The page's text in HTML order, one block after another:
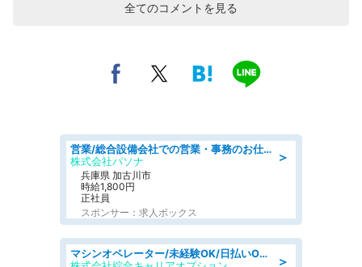
全てのコメントを見る
＞
営業/総合設備会社での営業・事務のお仕事/即日勤務可/車通勤可/営業/営業事務
株式会社パソナ
兵庫県 加古川市
時給1,800円
正社員
スポンサー：求人ボックス
＞
マシンオペレーター/未経験OK/日払いOK/寮費無料/交替制/20・30・40代活躍中